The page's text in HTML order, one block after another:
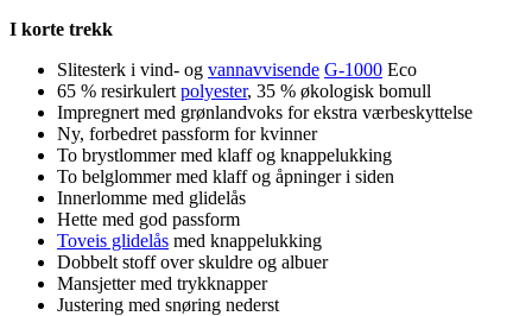
I korte trekk
Slitesterk i vind- og vannavvisende G-1000 Eco
65 % resirkulert polyester, 35 % økologisk bomull
Impregnert med grønlandvoks for ekstra værbeskyttelse
Ny, forbedret passform for kvinner
To brystlommer med klaff og knappelukking
To belglommer med klaff og åpninger i siden
Innerlomme med glidelås
Hette med god passform
Toveis glidelås med knappelukking
Dobbelt stoff over skuldre og albuer
Mansjetter med trykknapper
Justering med snøring nederst